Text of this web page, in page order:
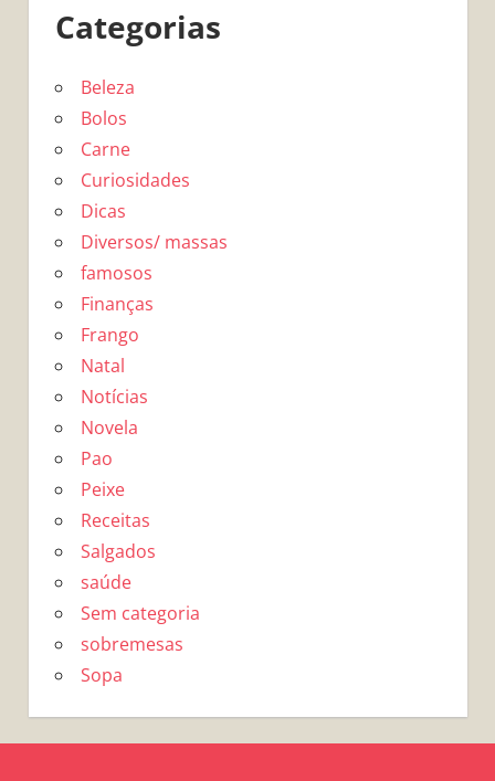
Categorias
Beleza
Bolos
Carne
Curiosidades
Dicas
Diversos/ massas
famosos
Finanças
Frango
Natal
Notícias
Novela
Pao
Peixe
Receitas
Salgados
saúde
Sem categoria
sobremesas
Sopa